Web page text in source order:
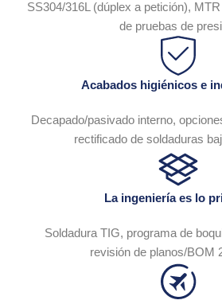
SS304/316L (dúplex a petición),
de pruebas de
Acabados higiénicos e
Decapado/pasivado interno,
rectificado de soldaduras
La ingeniería es lo
Soldadura TIG, programa de
revisión de planos/BOM